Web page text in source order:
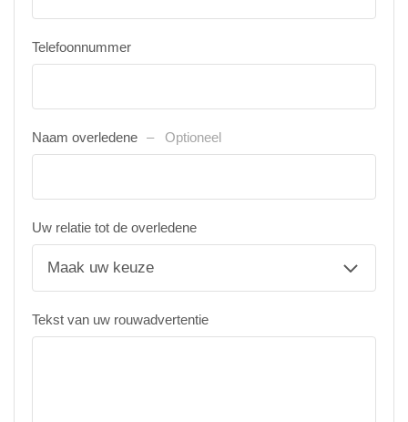
Telefoonnummer
Naam overledene Optioneel
Uw relatie tot de overledene
Tekst van uw rouwadvertentie